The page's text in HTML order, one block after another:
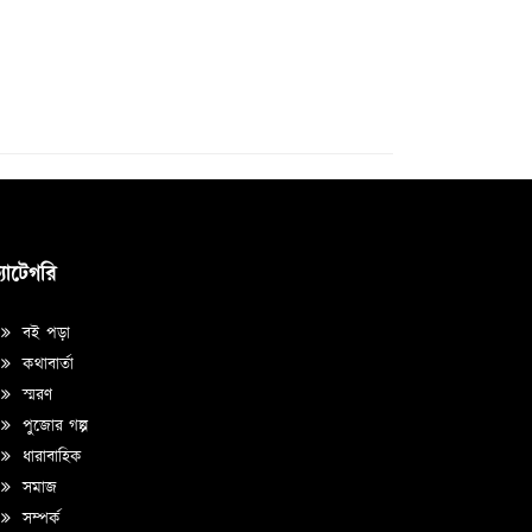
বই পড়া
কথাবার্তা
স্মরণ
পুজোর গল্প
ধারাবাহিক
সমাজ
সম্পর্ক